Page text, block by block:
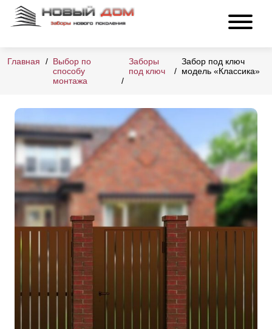
Главная
Выбор по
способу
монтажа
Заборы
под ключ
Забор под ключ
модель «Классика»